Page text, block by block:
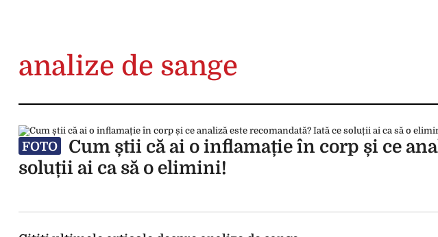
analize de sange
FOTO
Cum știi că ai o inflamație în corp și ce
soluții ai ca să o elimini!